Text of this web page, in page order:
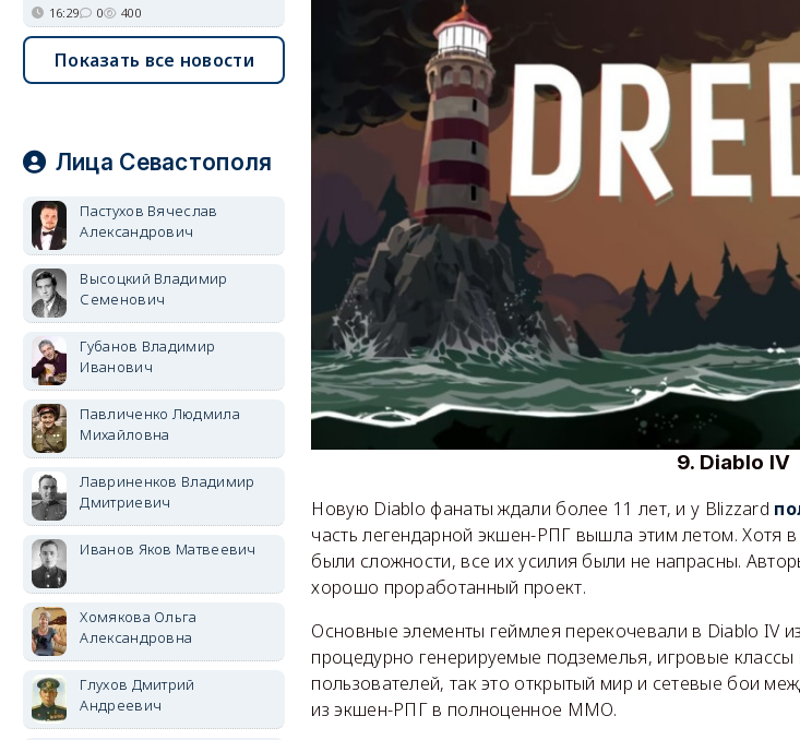
9. Diablo IV
Новую Diablo фанаты ждали более 11 лет, и у Blizzard
часть легендарной экшен-РПГ вышла этим летом. Хотя
были сложности, все их усилия были не напрасны.
хорошо проработанный проект.
Основные элементы геймлея перекочевали в Diablo IV
процедурно генерируемые подземелья, игровые
пользователей, так это открытый мир и сетевые бои
из экшен-РПГ в полноценное ММО.
16:29 0 400
Показать все новости
Лица Севастополя
Пастухов Вячеслав
Александрович
Высоцкий Владимир
Семенович
Губанов Владимир
Иванович
Павличенко Людмила
Михайловна
Лавриненков Владимир
Дмитриевич
Иванов Яков Матвеевич
Хомякова Ольга
Александровна
Глухов Дмитрий
Андреевич